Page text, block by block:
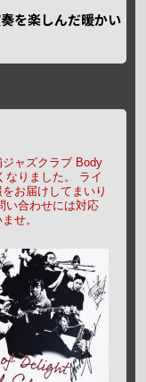
を楽しんだ暖かい
ャズクラブ Body
りました。
ライ
お届けしてまいり
い合わせには対応
せ。